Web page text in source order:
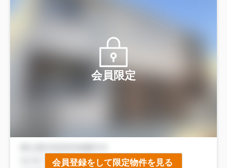
会員限定
会員登録をして限定物件を見る